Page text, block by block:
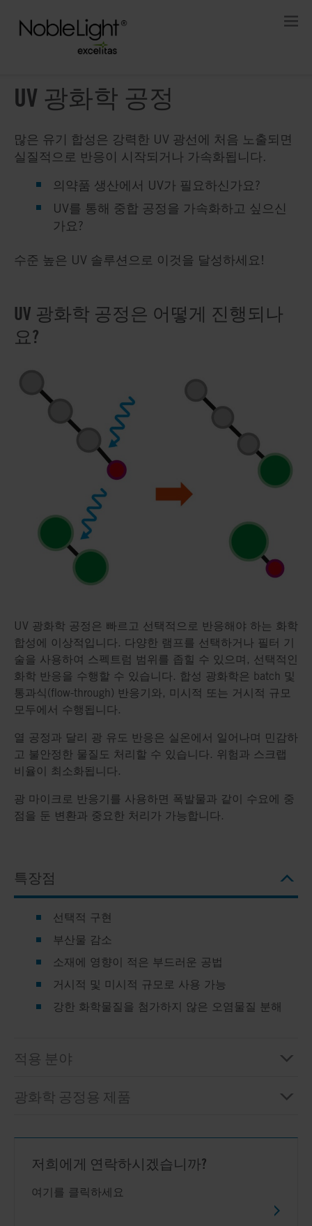
UV 광화학 공정
많은 유기 합성은 강력한 UV 광선에 처음 노출되면
실질적으로 반응이 시작되거나 가속화됩니다.
의약품 생산에서 UV가 필요하신가요?
UV를 통해 중합 공정을 가속화하고 싶으신
가요?
수준 높은 UV 솔루션으로 이것을 달성하세요!
UV 광화학 공정은 어떻게 진행되나
요?
UV 광화학 공정은 빠르고 선택적으로 반응해야 하는 화학
합성에 이상적입니다. 다양한 램프를 선택하거나 필터 기
술을 사용하여 스펙트럼 범위를 좁힐 수 있으며, 선택적인
화학 반응을 수행할 수 있습니다. 합성 광화학은 batch 및
통과식(flow-through) 반응기와, 미시적 또는 거시적 규모
모두에서 수행됩니다.
열 공정과 달리 광 유도 반응은 실온에서 일어나며 민감하
고 불안정한 물질도 처리할 수 있습니다. 위험과 스크랩
비율이 최소화됩니다.
광 마이크로 반응기를 사용하면 폭발물과 같이 수요에 중
점을 둔 변환과 중요한 처리가 가능합니다.
특장점
선택적 구현
부산물 감소
소재에 영향이 적은 부드러운 공법
거시적 및 미시적 규모로 사용 가능
강한 화학물질을 첨가하지 않은 오염물질 분해
적용 분야
광화학 공정용 제품
저희에게 연락하시겠습니까?
여기를 클릭하세요